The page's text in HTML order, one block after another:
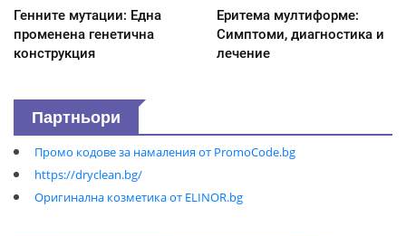
Генните мутации: Една
променена генетична
конструкция
Еритема мултиформе:
Симптоми, диагностика и
лечение
Партньори
Промо кодове за намаления от PromoCode.bg
https://dryclean.bg/
Оригинална козметика от ELINOR.bg